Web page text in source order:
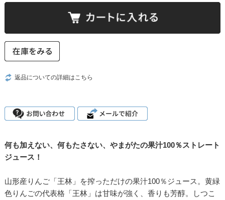
返品についての詳細はこちら
何も加えない、何もたさない、やまがたの果汁100％ストレート
ジュース！
山形産りんご「王林」を搾っただけの果汁100％ジュース。黄緑
色りんごの代表格「王林」は甘味が強く、香りも芳醇。しつこ